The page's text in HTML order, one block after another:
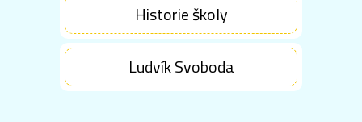
Historie školy
Ludvík Svoboda